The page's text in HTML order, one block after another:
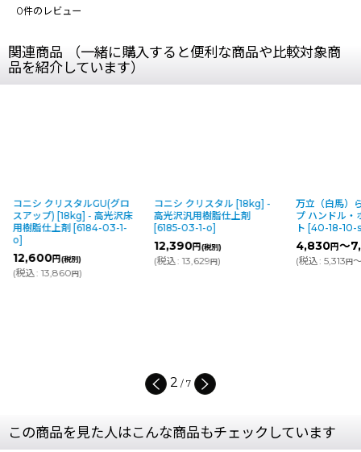
0件のレビュー
関連商品 （一緒に購入すると便利な商品や比較対象商
品を紹介しています）
シ クリスタルGU(グロ
ップ) [18kg] - 高光沢床
脂仕上剤 [6184-03-1-
円(税別)
13,860円)
コニシ クリスタル [18kg] -
高光沢汎用樹脂仕上剤
6185-03-1-o]
12,390円(税別)
13,629円 )
万立（白馬）らくら
プ ハンドル・ホル
40-18-10-
4,830円～7,250
5,313円～7,975
3 / 7
この商品を見た人はこんな商品もチェックしています